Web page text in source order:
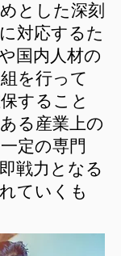
とした深刻
対応するた
国内人材の
を行って
すること
る産業上の
定の専門
戦力となる
ていくも